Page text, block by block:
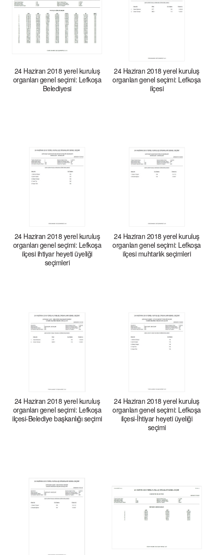
24 Haziran 2018 yerel kuruluş
organları genel seçimi: Lefkoşa
Belediyesi
24 Haziran 2018 yerel kuruluş
organları genel seçimi: Lefkoşa
ilçesi
24 Haziran 2018 yerel kuruluş
organları genel seçimi: Lefkoşa
ilçesi ihtiyar heyeti üyeliği
seçimleri
24 Haziran 2018 yerel kuruluş
organları genel seçimi: Lefkoşa
ilçesi muhtarlık seçimleri
24 Haziran 2018 yerel kuruluş
organları genel seçimi: Lefkoşa
ilçesi-Belediye başkanlığı seçimi
24 Haziran 2018 yerel kuruluş
organları genel seçimi: Lefkoşa
ilçesi-İhtiyar heyeti üyeliği
seçimi